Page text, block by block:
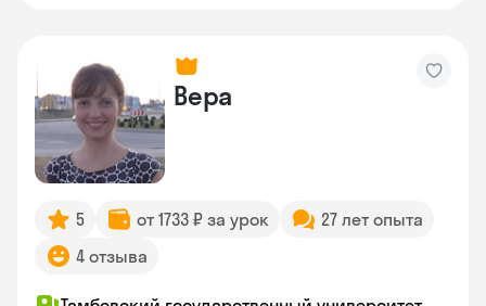
Вера
5 от 1733 ₽ за урок
27 лет опыта
4 отзыва